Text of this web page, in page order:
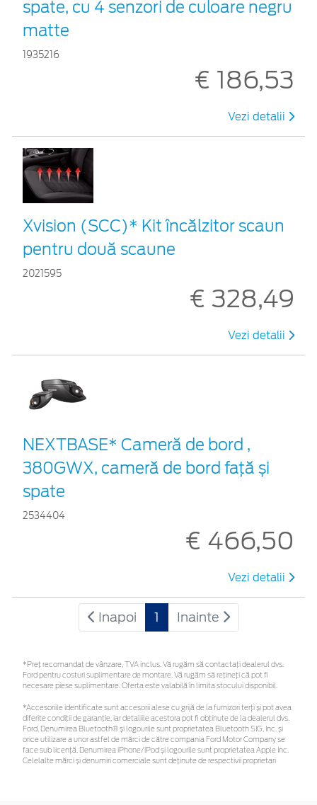
spate, cu 4 senzori de culoare negru
matte
1935216
€ 186,53
Vezi detalii
Xvision (SCC)* Kit încălzitor scaun
pentru două scaune
2021595
€ 328,49
Vezi detalii
NEXTBASE* Cameră de bord ,
380GWX, cameră de bord față și
spate
2534404
€ 466,50
Vezi detalii
Inapoi 1 Inainte
*Preţ recomandat de vânzare, TVA inclus. Vă rugăm să contactaţi dealerul dvs.
Ford pentru costuri suplimentare de montare. Vă rugăm să rețineți că pot fi
necesare piese suplimentare. Oferta este valabilă în limita stocului disponibil.
*Accesoriile identificate sunt accesorii alese cu grijă de la furnizori terți și pot avea
diferite condiții de garanție, iar detaliile acestora pot fi obținute de la dealerul dvs.
Ford. Denumirea Bluetooth® și logourile sunt proprietatea Bluetooth SIG, Inc. și
orice utilizare a unor astfel de mărci de către compania Ford Motor Company se
face sub licență. Denumirea iPhone/iPod și logourile sunt proprietatea Apple Inc.
Celelalte mărci și denumiri comerciale sunt deținute de respectivii proprietari